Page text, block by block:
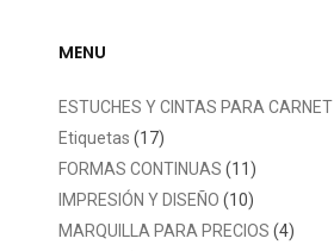
MENU
ESTUCHES Y CINTAS PARA CARNET
Etiquetas (17)
FORMAS CONTINUAS (11)
IMPRESIÓN Y DISEÑO (10)
MARQUILLA PARA PRECIOS (4)